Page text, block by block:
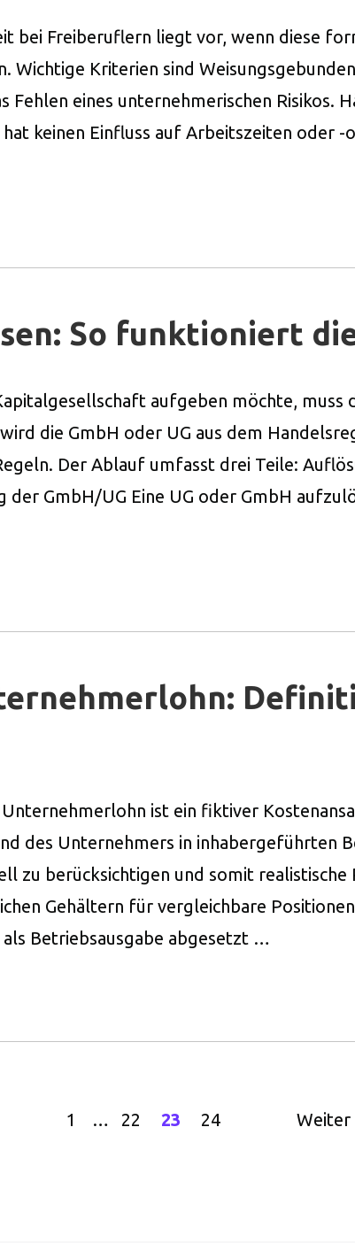
bei Freiberuflern liegt vor, wenn diese
Wichtige Kriterien sind
Fehlen eines unternehmerischen Risikos.
keinen Einfluss auf Arbeitszeiten oder -
So funktioniert
aufgeben möchte, muss
die GmbH oder UG aus dem
Der Ablauf umfasst drei Teile:
GmbH/UG Eine UG oder GmbH
ist ein fiktiver
des Unternehmers in inhabergeführten
zu berücksichtigen und somit
Gehältern für vergleichbare
Betriebsausgabe abgesetzt …
1 … 22 23 24 Weiter